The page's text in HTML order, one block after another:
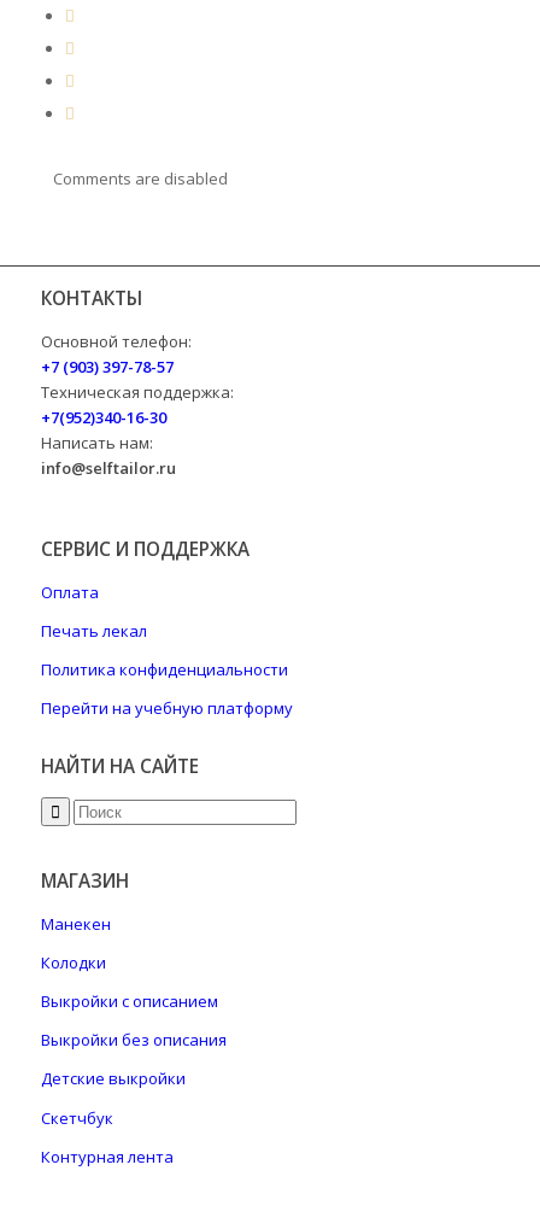
Comments are disabled
КОНТАКТЫ
Основной телефон:
+7 (903) 397-78-57
Техническая поддержка:
+7(952)340-16-30
Написать нам:
info@selftailor.ru
СЕРВИС И ПОДДЕРЖКА
Оплата
Печать лекал
Политика конфиденциальности
Перейти на учебную платформу
НАЙТИ НА САЙТЕ
МАГАЗИН
Манекен
Колодки
Выкройки с описанием
Выкройки без описания
Детские выкройки
Скетчбук
Контурная лента